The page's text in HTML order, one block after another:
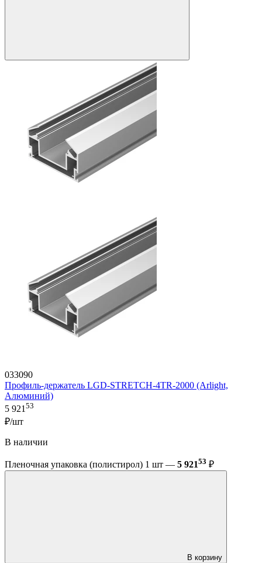
033090
Профиль-держатель LGD-STRETCH-4TR-2000 (Arlight,
Алюминий)
5 92153
₽/шт
В наличии
Пленочная упаковка (полистирол) 1 шт — 5 92153 ₽
В корзину